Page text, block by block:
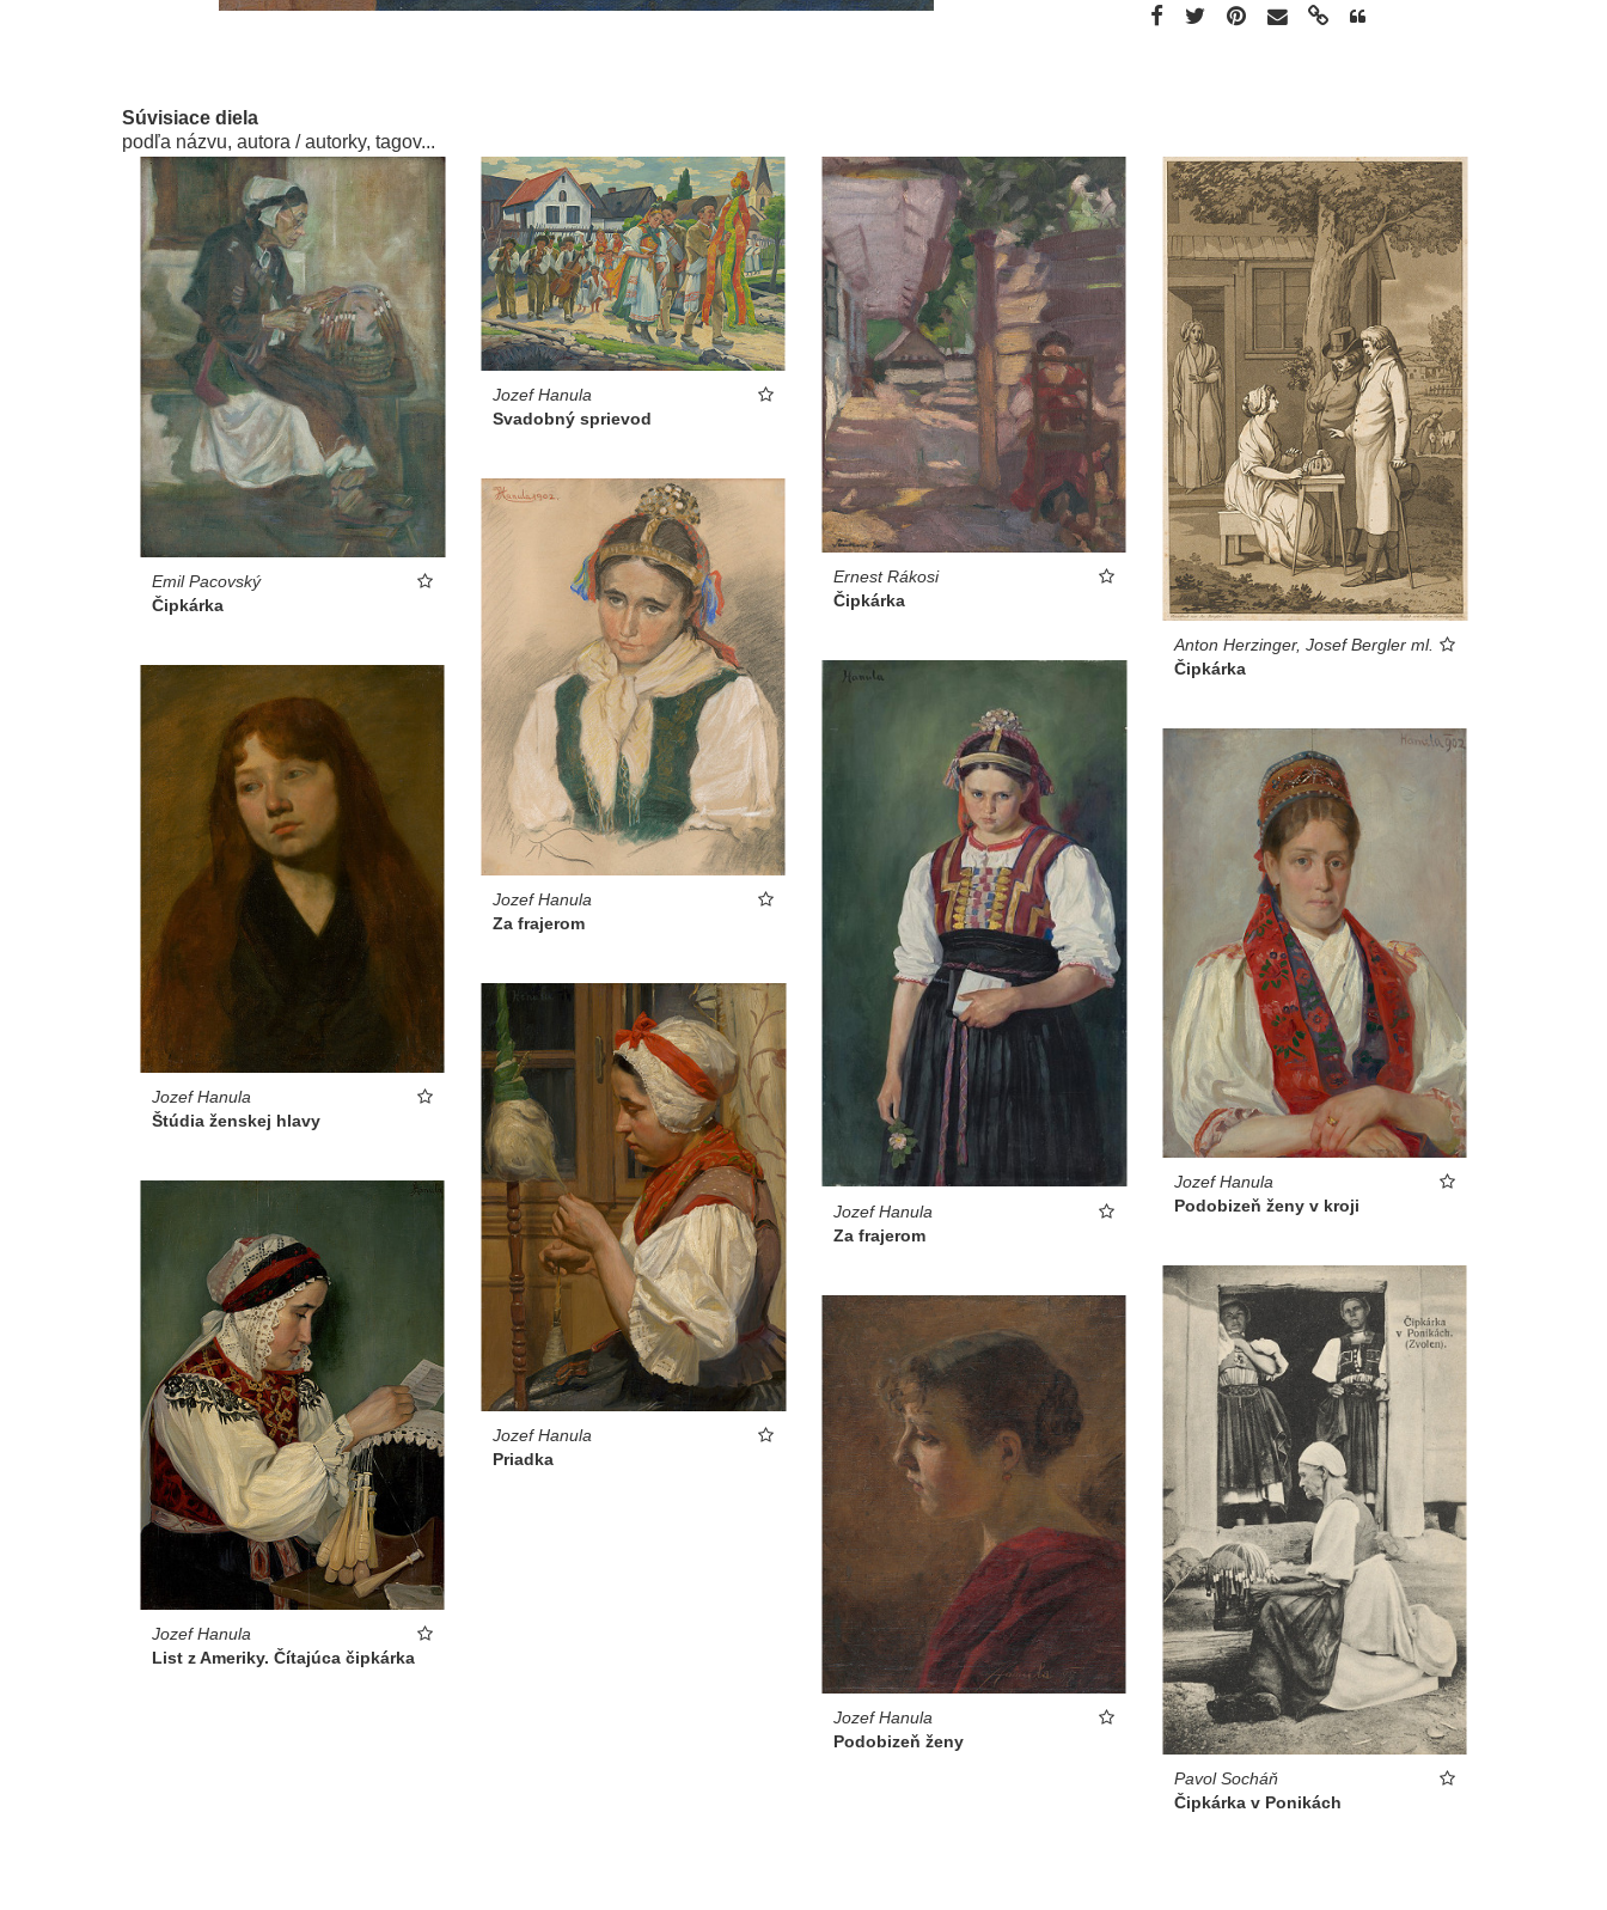
Súvisiace diela
podľa názvu, autora / autorky, tagov...
Emil Pacovský
Čipkárka
Jozef Hanula
Svadobný sprievod
Ernest Rákosi
Čipkárka
Anton Herzinger, Josef Bergler ml.
Čipkárka
Jozef Hanula
Za frajerom
Jozef Hanula
Za frajerom
Jozef Hanula
Štúdia ženskej hlavy
Jozef Hanula
Podobizeň ženy v kroji
Jozef Hanula
Priadka
Jozef Hanula
List z Ameriky. Čítajúca čipkárka
Pavol Socháň
Čipkárka v Ponikách
Jozef Hanula
Podobizeň ženy